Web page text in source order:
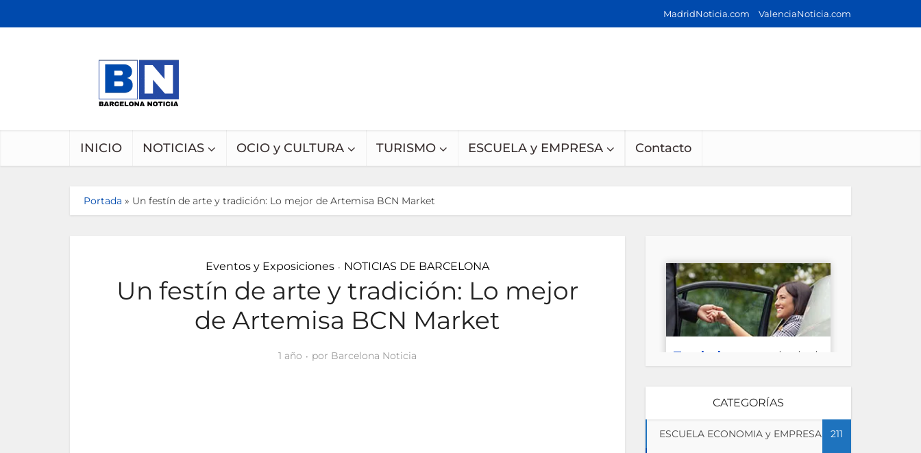
MadridNoticia.com ValenciaNoticia.com
INICIO NOTICIAS OCIO y CULTURA TURISMO ESCUELA y EMPRESA Contacto
Portada » Un festín de arte y tradición: Lo mejor de Artemisa BCN Market
Eventos y Exposiciones • NOTICIAS DE BARCELONA
Un festín de arte y tradición: Lo mejor
de Artemisa BCN Market
1 año por Barcelona Noticia
CATEGORÍAS
ESCUELA ECONOMIA y EMPRESA 211